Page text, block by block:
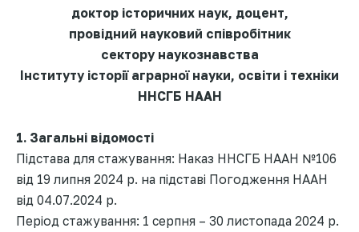
доктор історичних наук, доцент,
провідний науковий співробітник
сектору наукознавства
Інституту історії аграрної науки, освіти і техніки
ННСГБ НААН
1. Загальні відомості
Підстава для стажування: Наказ ННСГБ НААН №106
від 19 липня 2024 р. на підставі Погодження НААН
від 04.07.2024 р.
Період стажування: 1 серпня – 30 листопада 2024 р.